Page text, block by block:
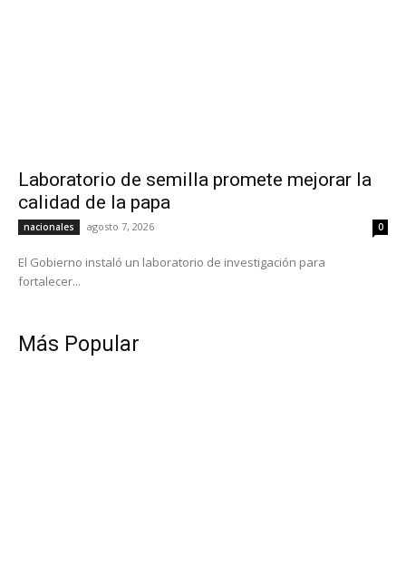
Laboratorio de semilla promete mejorar la
calidad de la papa
nacionales agosto 7, 2026 0
El Gobierno instaló un laboratorio de investigación para
fortalecer...
Más Popular